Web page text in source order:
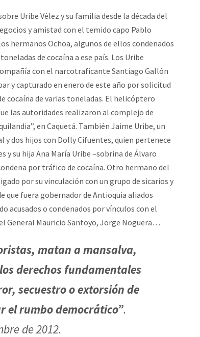
Uribe Vélez y su familia desde la década del
y amistad con el temido capo Pablo
hermanos Ochoa, algunos de ellos condenados
de cocaína a ese país. Los Uribe
con el narcotraficante Santiago Gallón
y capturado en enero de este año por solicitud
cocaína de varias toneladas. El helicóptero
las autoridades realizaron al complejo de
en Caquetá. También Jaime Uribe, un
dos hijos con Dolly Cifuentes, quien pertenece
su hija Ana María Uribe –sobrina de Álvaro
por tráfico de cocaína. Otro hermano del
por su vinculación con un grupo de sicarios y
que fuera gobernador de Antioquia aliados
acusados o condenados por vínculos con el
General Mauricio Santoyo, Jorge Noguera…
matan a mansalva,
derechos fundamentales
secuestro o extorsión de
el rumbo democrático”.
de 2012.